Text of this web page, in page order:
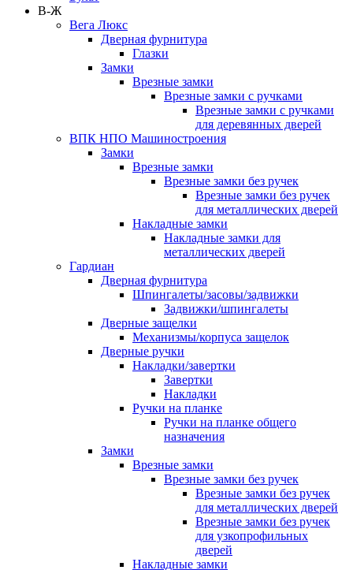
В-Ж
Вега Люкс
Дверная фурнитура
Глазки
Замки
Врезные замки
Врезные замки с ручками
Врезные замки с ручками
для деревянных дверей
ВПК НПО Машиностроения
Замки
Врезные замки
Врезные замки без ручек
Врезные замки без ручек
для металлических дверей
Накладные замки
Накладные замки для
металлических дверей
Гардиан
Дверная фурнитура
Шпингалеты/засовы/задвижки
Задвижки/шпингалеты
Дверные защелки
Механизмы/корпуса защелок
Дверные ручки
Накладки/завертки
Завертки
Накладки
Ручки на планке
Ручки на планке общего
назначения
Замки
Врезные замки
Врезные замки без ручек
Врезные замки без ручек
для металлических дверей
Врезные замки без ручек
для узкопрофильных
дверей
Накладные замки